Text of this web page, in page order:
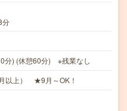
分
分) (休憩60分) ※残業なし
以上） ★9月～OK！